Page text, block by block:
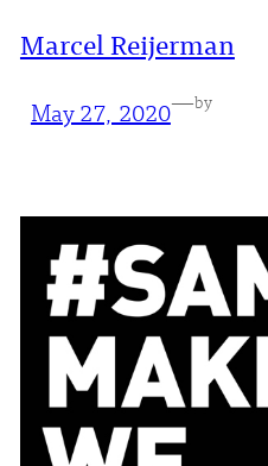
Marcel Reijerman
May 27, 2020—by